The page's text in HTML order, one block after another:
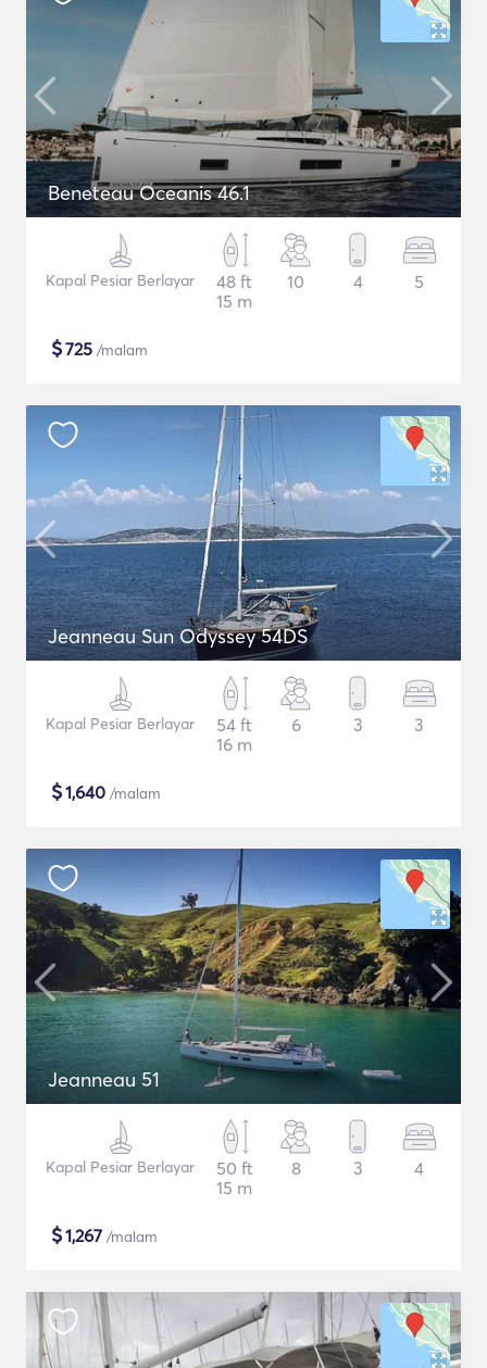
Beneteau Oceanis 46.1
Kapal Pesiar Berlayar
48 ft
15 m
10 4 5
$725 /malam
Jeanneau Sun Odyssey 54DS
Kapal Pesiar Berlayar
54 ft
16 m
6 3 3
$1,640 /malam
Jeanneau 51
Kapal Pesiar Berlayar
50 ft
15 m
8 3 4
$1,267 /malam